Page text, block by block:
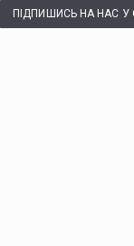
ПІДПИШИСЬ НА НАС